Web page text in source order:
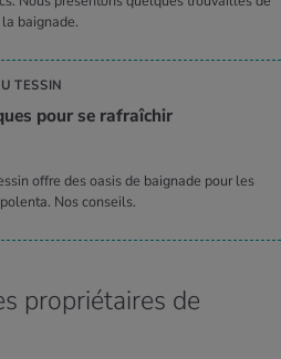
baignade.
TESSIN
pour se rafraî­chir
offre des oasis de baignade pour les
Nos conseils.
propriétaires de